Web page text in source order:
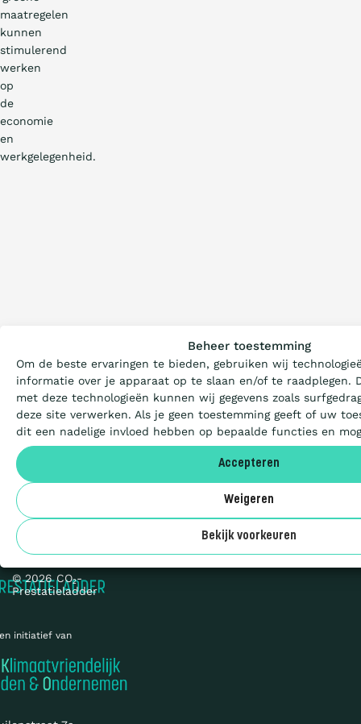
Beheer toestemming
Om de beste ervaringen te bieden, gebruiken wij
informatie over je apparaat op te slaan en/of te raadplegen.
met deze technologieën kunnen wij gegevens zoals
deze site verwerken. Als je geen toestemming geeft of uw
dit een nadelige invloed hebben op bepaalde functies en
Accepteren
Weigeren
Bekijk voorkeuren
maatregelen
kunnen
stimulerend
werken
op
de
economie
en
werkgelegenheid.
initiatief van
© 2026 CO₂-
Prestatieladder
Privacy
Sitemap
Certificeren
Aanbesteden
Deelnemers
Over ons